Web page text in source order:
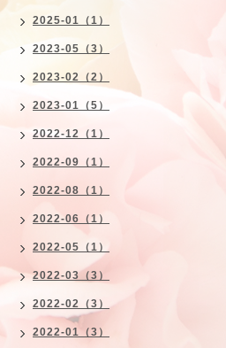
2025-01（1）
2023-05（3）
2023-02（2）
2023-01（5）
2022-12（1）
2022-09（1）
2022-08（1）
2022-06（1）
2022-05（1）
2022-03（3）
2022-02（3）
2022-01（3）